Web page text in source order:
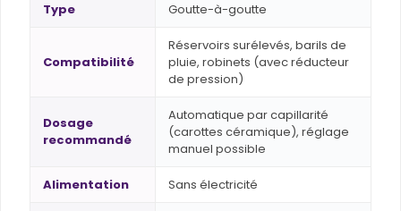
Type Goutte-à-goutte
Compatibilité
Réservoirs surélevés, barils de
pluie, robinets (avec réducteur
de pression)
Dosage
recommandé
Automatique par capillarité
(carottes céramique), réglage
manuel possible
Alimentation Sans électricité